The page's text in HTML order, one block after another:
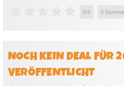
0/5 0
NOCH KEIN DEAL FÜR
VERÖFFENTLICHT